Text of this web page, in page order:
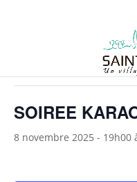
« Tous les Évènements
Cet évènement est passé.
SOIREE
8 novembre 2025 - 19h00